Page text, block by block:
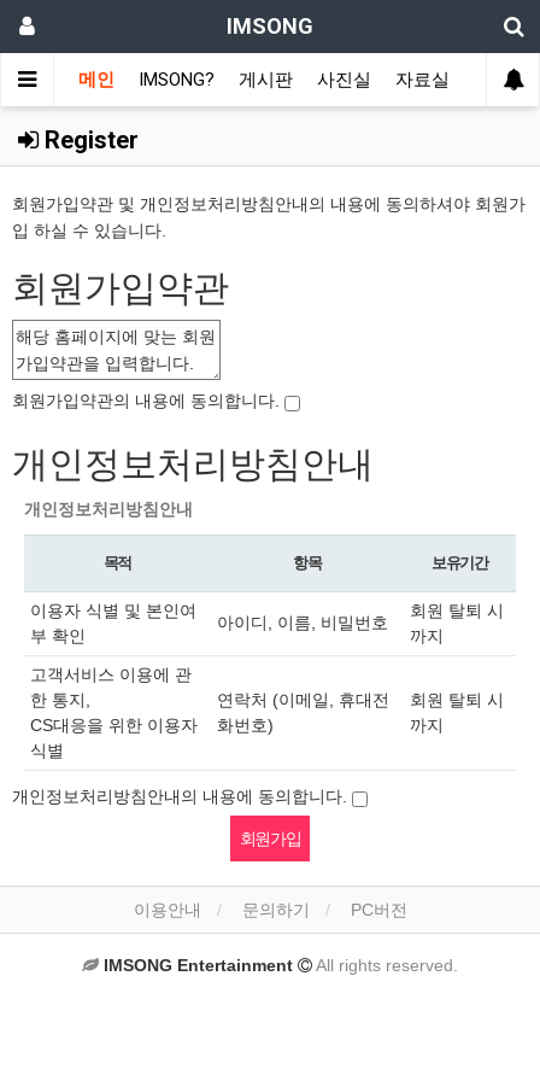
IMSONG
메인 IMSONG? 게시판 사진실 자료실
Register
회원가입약관 및 개인정보처리방침안내의 내용에 동의하셔야 회원가
입 하실 수 있습니다.
회원가입약관
회원가입약관의 내용에 동의합니다.
개인정보처리방침안내
개인정보처리방침안내
목적 항목 보유기간
이용자 식별 및 본인여
부 확인
아이디, 이름, 비밀번호
회원 탈퇴 시
까지
고객서비스 이용에 관
한 통지,
CS대응을 위한 이용자
식별
연락처 (이메일, 휴대전
화번호)
회원 탈퇴 시
까지
개인정보처리방침안내의 내용에 동의합니다.
이용안내 문의하기 PC버전
IMSONG Entertainment All rights reserved.